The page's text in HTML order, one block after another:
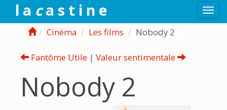
l a ca s t i n e
Cinéma Les films Nobody 2
Fantôme Utile | Valeur sentimentale
Nobody 2